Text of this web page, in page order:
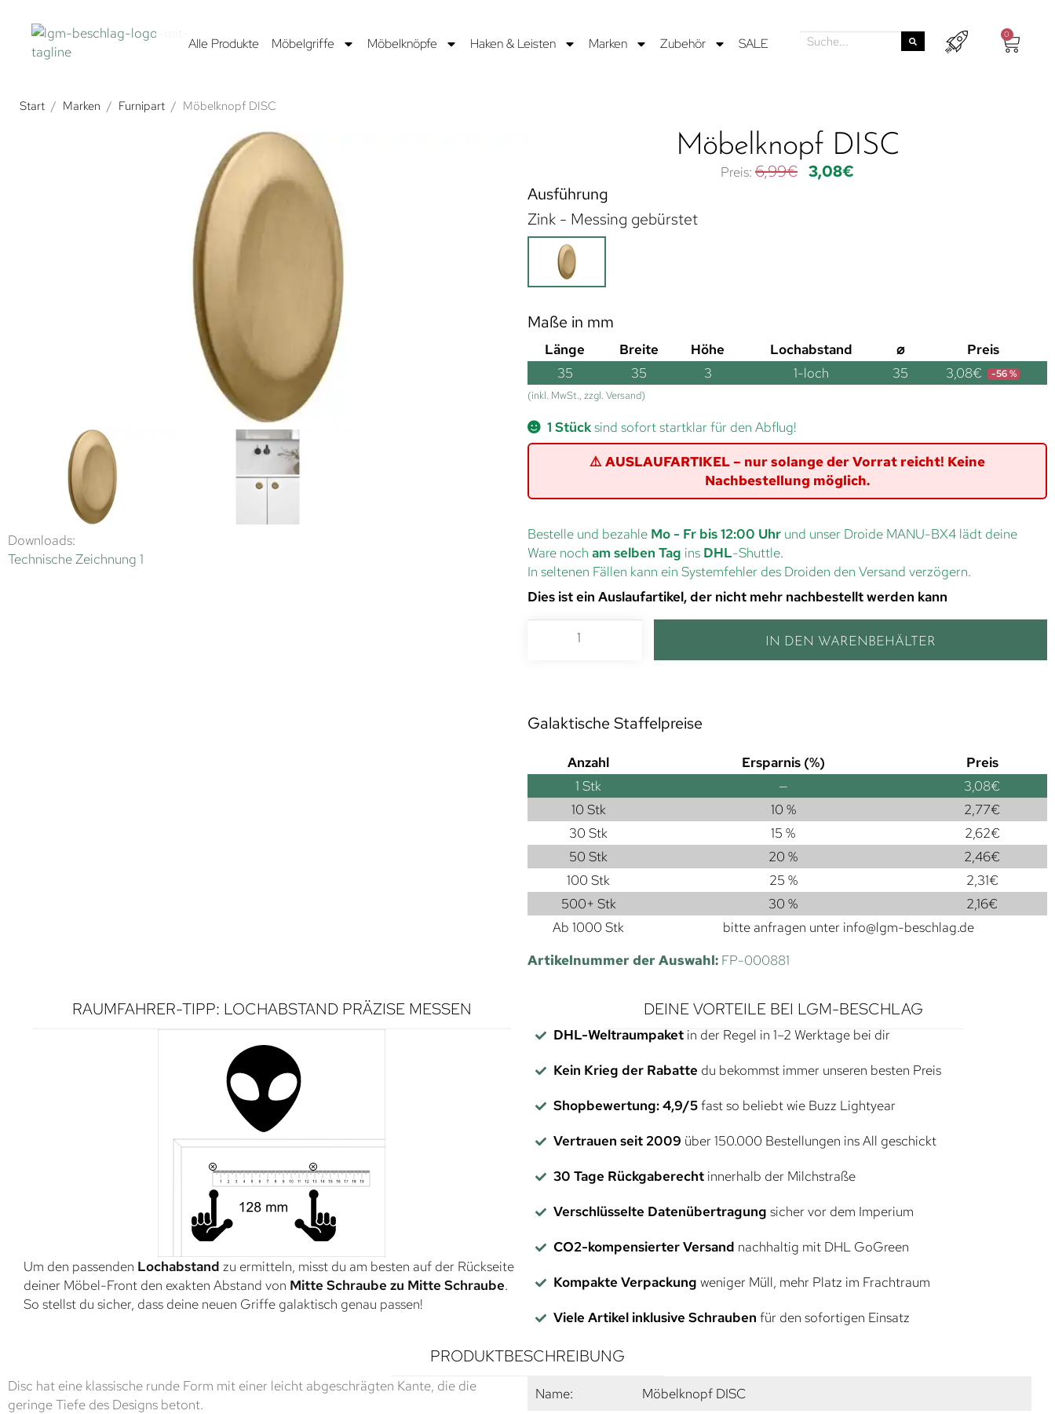
Alle Produkte Möbelgriffe Möbelknöpfe Haken & Leisten Marken Zubehör SALE
0
Start / Marken / Furnipart / Möbelknopf DISC
Downloads:
Technische Zeichnung 1
Möbelknopf DISC
6,99€ 3,08€
Ausführung
Zink - Messing gebürstet
Maße in mm
Länge Breite Höhe Lochabstand ⌀
Preis
35
35 3 1-loch 35 3,08€ -56 %
(inkl. MwSt., zzgl. Versand)
1 Stücksind sofort startklar für den Abflug!
⚠️ AUSLAUFARTIKEL – nur solange der Vorrat reicht! Keine
Nachbestellung möglich.
Bestelle und bezahle Mo - Fr bis 12:00 Uhr und unser Droide MANU-BX4 lädt deine
Ware noch am selben Tag ins DHL-Shuttle.
In seltenen Fällen kann ein Systemfehler des Droiden den Versand verzögern.
Dies ist ein Auslaufartikel, der nicht mehr nachbestellt werden kann
IN DEN WARENBEHÄLTER
Galaktische Staffelpreise
Anzahl Ersparnis (%)
Preis
1 Stk — 3,08€
10 Stk
10 % 2,77€
30 Stk
15 % 2,62€
50 Stk
20 % 2,46€
100 Stk
25 % 2,31€
500+ Stk
30 % 2,16€
Ab 1000 Stk
bitte anfragen unter info@lgm-beschlag.de
Artikelnummer der Auswahl: FP-000881
RAUMFAHRER-TIPP: LOCHABSTAND PRÄZISE MESSEN
Um den passenden Lochabstand zu ermitteln, misst du am besten auf der Rückseite
deiner Möbel-Front den exakten Abstand von Mitte Schraube zu Mitte Schraube.
So stellst du sicher, dass deine neuen Griffe galaktisch genau passen!
DEINE VORTEILE BEI LGM-BESCHLAG
DHL-Weltraumpaketin der Regel in 1–2 Werktage bei dir
Kein Krieg der Rabatte du bekommst immer unseren besten Preis
Shopbewertung: 4,9/5fast so beliebt wie Buzz Lightyear
Vertrauen seit 2009 über 150.000 Bestellungen ins All geschickt
30 Tage Rückgaberechtinnerhalb der Milchstraße
Verschlüsselte Datenübertragung sicher vor dem Imperium
CO2-kompensierter Versand nachhaltig mit DHL GoGreen
Kompakte Verpackung weniger Müll, mehr Platz im Frachtraum
Viele Artikel inklusive Schrauben für den sofortigen Einsatz
PRODUKTBESCHREIBUNG
Disc hat eine klassische runde Form mit einer leicht abgeschrägten Kante, die die
geringe Tiefe des Designs betont.
Name:
Möbelknopf DISC